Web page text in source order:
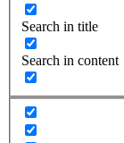
Search in title
Search in content